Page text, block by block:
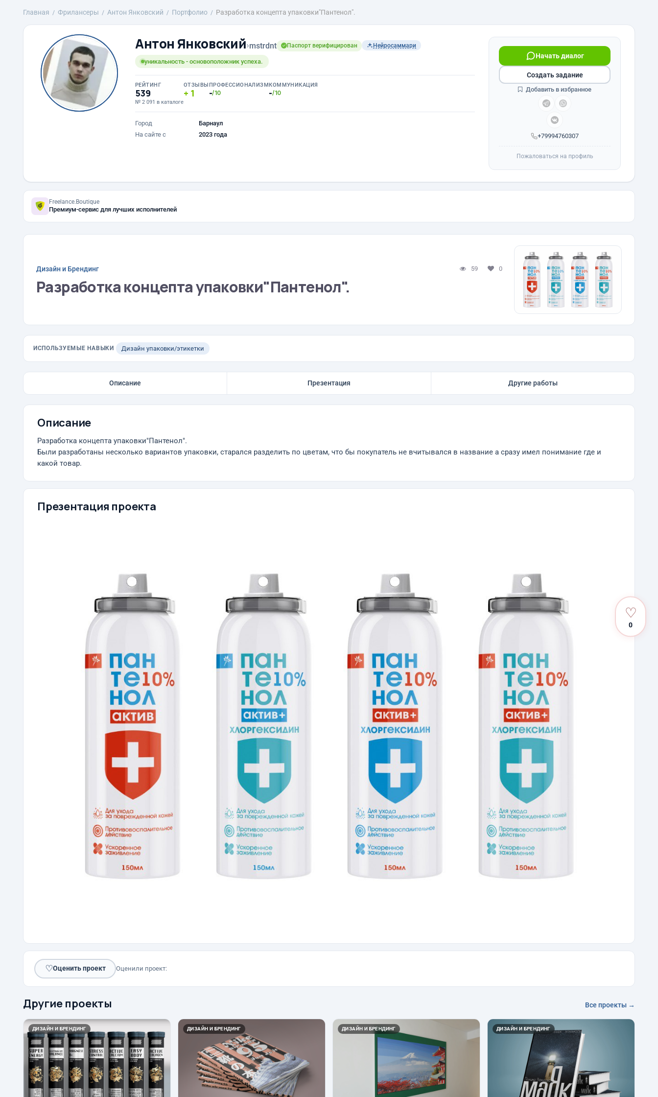
Главная Фрилансеры Антон Янковский Портфолио Разработка концепта упаковки"Пантенол".
Антон Янковский›mstrdnt Паспорт верифицирован Нейросаммари
уникальность - основоположник успеха.
РЕЙТИНГ
539
№ 2 091 в каталоге
ОТЗЫВЫ
1
ПРОФЕССИОНАЛИЗМ
-/10
КОММУНИКАЦИЯ
-/10
Город
Барнаул
На сайте с
2023 года +79994760307
Начать диалог
Создать задание
Добавить в избранное
Пожаловаться на профиль
Freelance.Boutique
Премиум-сервис для лучших исполнителей
Дизайн и Брендинг 59 0
Разработка концепта упаковки"Пантенол".
ИСПОЛЬЗУЕМЫЕ НАВЫКИ Дизайн упаковки/этикетки
Описание Презентация Другие работы
Описание
Разработка концепта упаковки"Пантенол".
Были разработаны несколько вариантов упаковки, старался разделить по цветам, что бы покупатель не вчитывался в название а сразу имел понимание где и
какой товар.
Презентация проекта
♡
0
♡Оценить проект Оценили проект:
Другие проекты Все проекты →
ДИЗАЙН И БРЕНДИНГ ДИЗАЙН И БРЕНДИНГ ДИЗАЙН И БРЕНДИНГ ДИЗАЙН И БРЕНДИНГ